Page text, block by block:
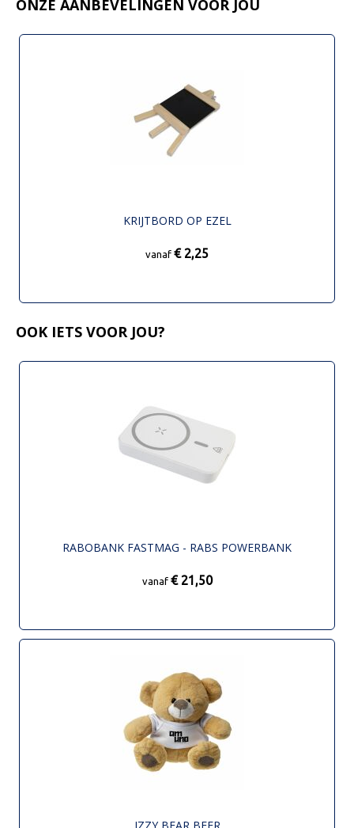
ONZE AANBEVELINGEN VOOR JOU
KRIJTBORD OP EZEL
vanaf € 2,25
OOK IETS VOOR JOU?
RABOBANK FASTMAG - RABS POWERBANK
vanaf € 21,50